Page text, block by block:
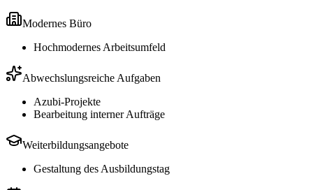
Modernes Büro
Hochmodernes Arbeitsumfeld
Abwechslungsreiche Aufgaben
Azubi-Projekte
Bearbeitung interner Aufträge
Weiterbildungsangebote
Gestaltung des Ausbildungstag